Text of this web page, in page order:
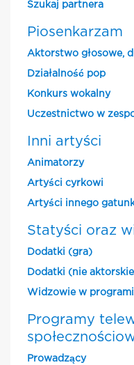
Szukaj partnera
Piosenkarzam
Aktorstwo głosowe,
Działalność pop
Konkurs wokalny
Uczestnictwo w
Inni artyści
Animatorzy
Artyści cyrkowi
Artyści innego
Statyści oraz
Dodatki (gra)
Dodatki (nie
Widzowie w
Programy
Prowadzący